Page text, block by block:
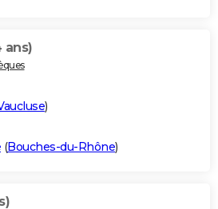
ans)
)
(Bouches-du-Rhône)